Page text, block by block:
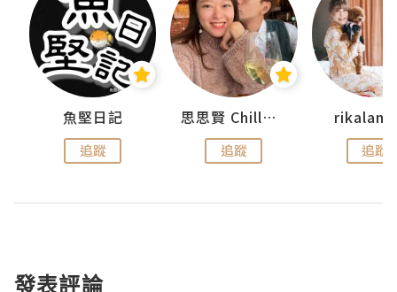
魚堅日記
追蹤
思思賢 ChillMyBabe
追蹤 追蹤
發表評論